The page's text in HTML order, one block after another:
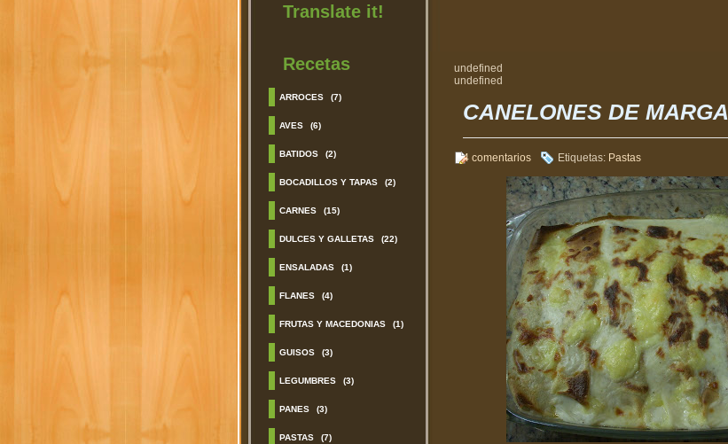
Translate it!
Recetas
ARROCES (7)
AVES (6)
BATIDOS (2)
BOCADILLOS Y TAPAS (2)
CARNES (15)
DULCES Y GALLETAS (22)
ENSALADAS (1)
FLANES (4)
FRUTAS Y MACEDONIAS (1)
GUISOS (3)
LEGUMBRES (3)
PANES (3)
PASTAS (7)
undefined
undefined
CANELONES DE MARGA
4 comentarios Etiquetas: Pastas